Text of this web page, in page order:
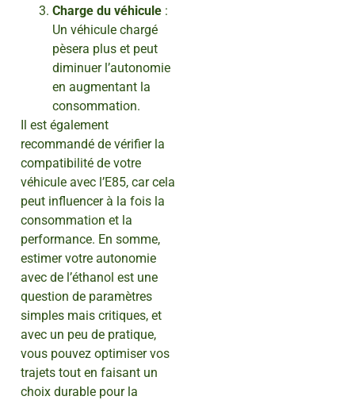
Charge du véhicule :
Un véhicule chargé
pèsera plus et peut
diminuer l’autonomie
en augmentant la
consommation.
Il est également
recommandé de vérifier la
compatibilité de votre
véhicule avec l’E85, car cela
peut influencer à la fois la
consommation et la
performance. En somme,
estimer votre autonomie
avec de l’éthanol est une
question de paramètres
simples mais critiques, et
avec un peu de pratique,
vous pouvez optimiser vos
trajets tout en faisant un
choix durable pour la